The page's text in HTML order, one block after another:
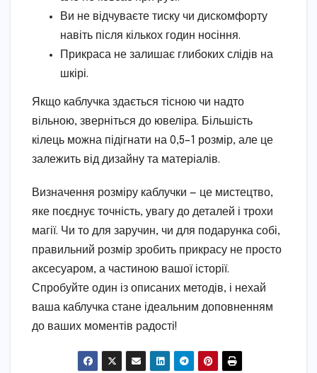
Ви не відчуваєте тиску чи дискомфорту
навіть після кількох годин носіння.
Прикраса не залишає глибоких слідів на
шкірі.
Якщо каблучка здається тісною чи надто
вільною, зверніться до ювеліра. Більшість
кілець можна підігнати на 0,5–1 розмір, але це
залежить від дизайну та матеріалів.
Визначення розміру каблучки — це мистецтво,
яке поєднує точність, увагу до деталей і трохи
магії. Чи то для заручин, чи для подарунка собі,
правильний розмір зробить прикрасу не просто
аксесуаром, а частиною вашої історії.
Спробуйте один із описаних методів, і нехай
ваша каблучка стане ідеальним доповненням
до ваших моментів радості!